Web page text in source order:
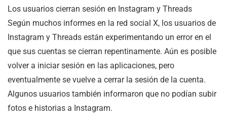
Los usuarios cierran sesión en Instagram y Threads
Según muchos informes en la red social X, los usuarios de
Instagram y Threads están experimentando un error en el
que sus cuentas se cierran repentinamente. Aún es posible
volver a iniciar sesión en las aplicaciones, pero
eventualmente se vuelve a cerrar la sesión de la cuenta.
Algunos usuarios también informaron que no podían subir
fotos e historias a Instagram.